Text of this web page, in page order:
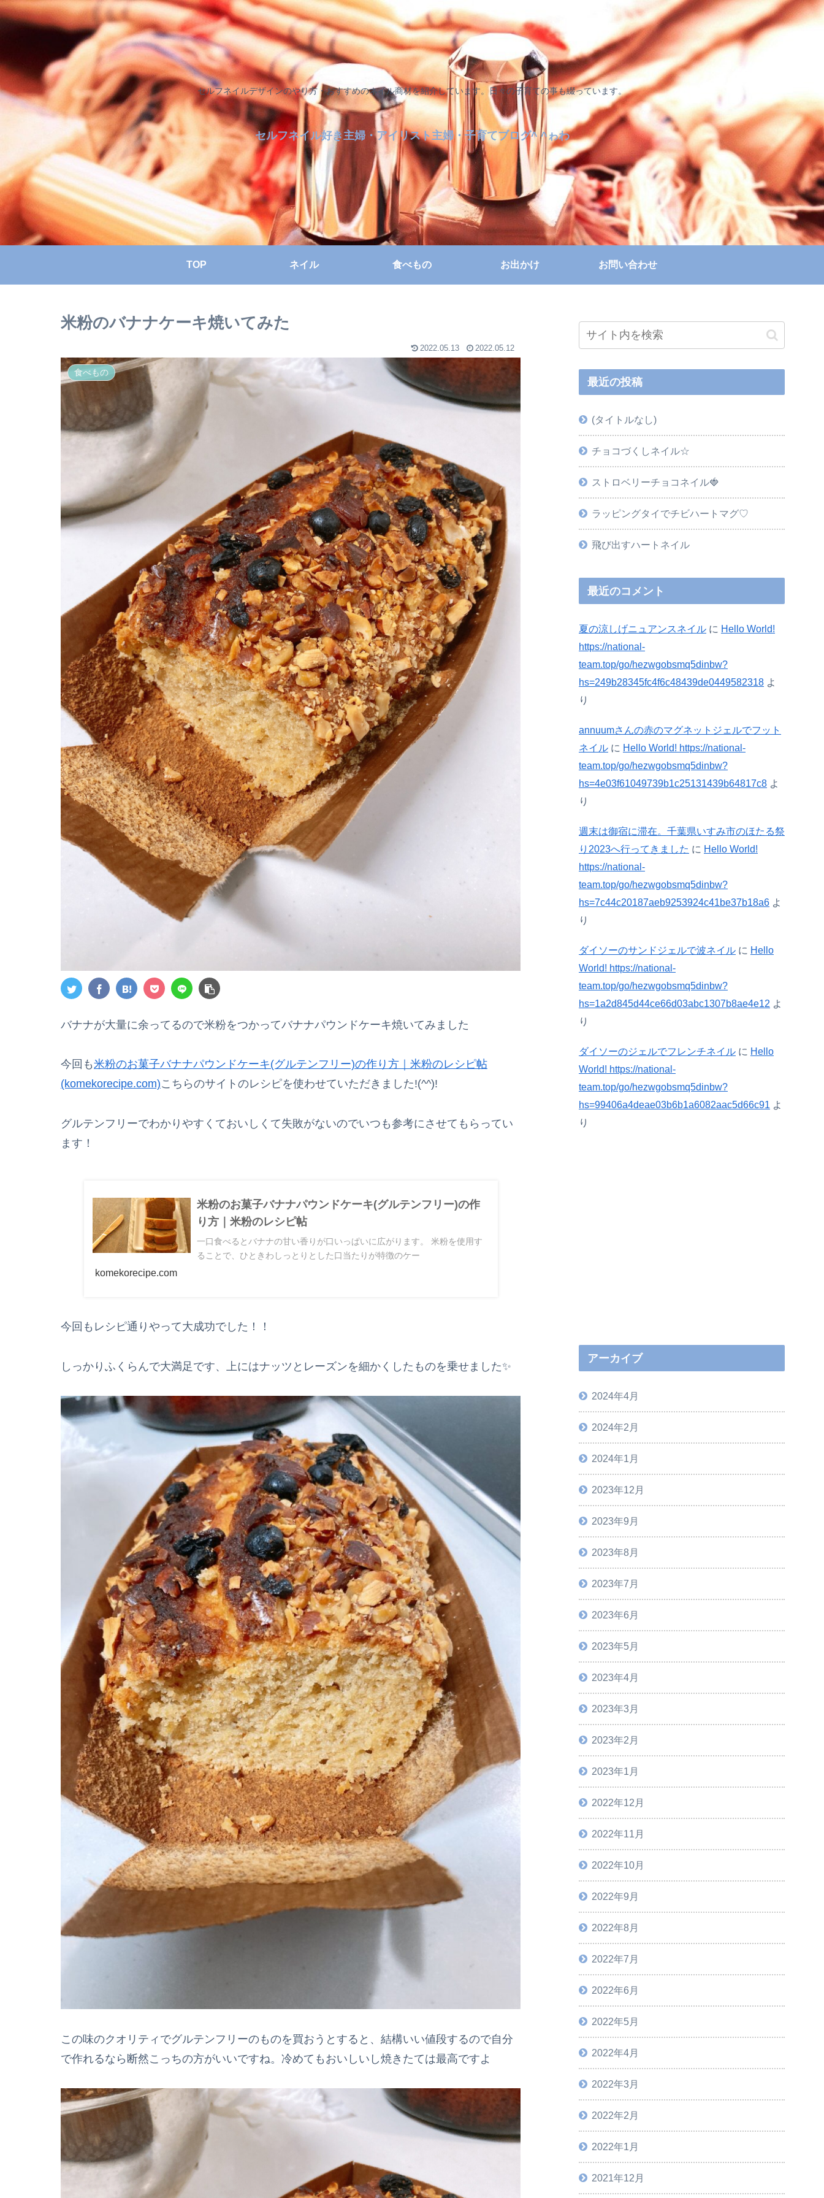
セルフネイルデザインのやり方・おすすめのネイル商材を紹介しています。日々の子育ての事も綴っています。
セルフネイル好き主婦・アイリスト主婦・子育てブログ^ ^ゎわ
TOP ネイル 食べもの お出かけ お問い合わせ
米粉のバナナケーキ焼いてみた
2022.05.13 2022.05.12
食べもの
バナナが大量に余ってるので米粉をつかってバナナパウンドケーキ焼いてみました
今回も米粉のお菓子バナナパウンドケーキ(グルテンフリー)の作り方｜米粉のレシピ帖
(komekorecipe.com)こちらのサイトのレシピを使わせていただきました!(^^)!
グルテンフリーでわかりやすくておいしくて失敗がないのでいつも参考にさせてもらってい
ます！
米粉のお菓子バナナパウンドケーキ(グルテンフリー)の作
り方｜米粉のレシピ帖
一口食べるとバナナの甘い香りが口いっぱいに広がります。 米粉を使用す
ることで、ひときわしっとりとした口当たりが特徴のケー
komekorecipe.com
今回もレシピ通りやって大成功でした！！
しっかりふくらんで大満足です、上にはナッツとレーズンを細かくしたものを乗せました✨
この味のクオリティでグルテンフリーのものを買おうとすると、結構いい値段するので自分
で作れるなら断然こっちの方がいいですね。冷めてもおいしいし焼きたては最高ですよ
最近の投稿
(タイトルなし)
チョコづくしネイル☆
ストロベリーチョコネイル🍓
ラッピングタイでチビハートマグ♡
飛び出すハートネイル
最近のコメント
夏の涼しげニュアンスネイル に Hello World!
https://national-
team.top/go/hezwgobsmq5dinbw?
hs=249b28345fc4f6c48439de0449582318 よ
り
annuumさんの赤のマグネットジェルでフット
ネイル に Hello World! https://national-
team.top/go/hezwgobsmq5dinbw?
hs=4e03f61049739b1c25131439b64817c8 よ
り
週末は御宿に滞在。千葉県いすみ市のほたる祭
り2023へ行ってきました に Hello World!
https://national-
team.top/go/hezwgobsmq5dinbw?
hs=7c44c20187aeb9253924c41be37b18a6 よ
り
ダイソーのサンドジェルで波ネイル に Hello
World! https://national-
team.top/go/hezwgobsmq5dinbw?
hs=1a2d845d44ce66d03abc1307b8ae4e12 よ
り
ダイソーのジェルでフレンチネイル に Hello
World! https://national-
team.top/go/hezwgobsmq5dinbw?
hs=99406a4deae03b6b1a6082aac5d66c91 よ
り
アーカイブ
2024年4月
2024年2月
2024年1月
2023年12月
2023年9月
2023年8月
2023年7月
2023年6月
2023年5月
2023年4月
2023年3月
2023年2月
2023年1月
2022年12月
2022年11月
2022年10月
2022年9月
2022年8月
2022年7月
2022年6月
2022年5月
2022年4月
2022年3月
2022年2月
2022年1月
2021年12月